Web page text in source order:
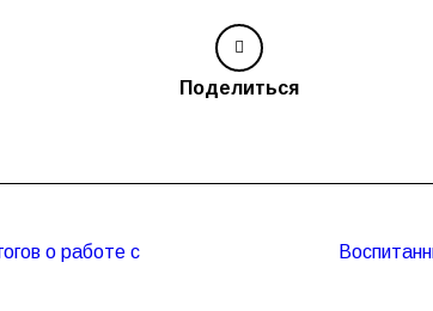
Поделиться
о работе с
Следующая